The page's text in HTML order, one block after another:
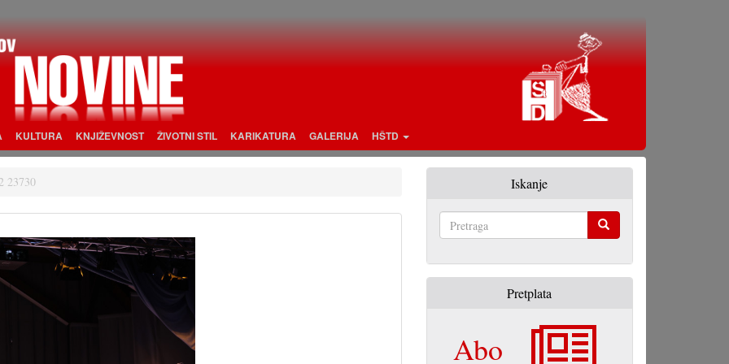
KULTURA KNJIŽEVNOST ŽIVOTNI STIL KARIKATURA GALERIJA HŠTD
23730 Iskanje
Pretplata
Abo